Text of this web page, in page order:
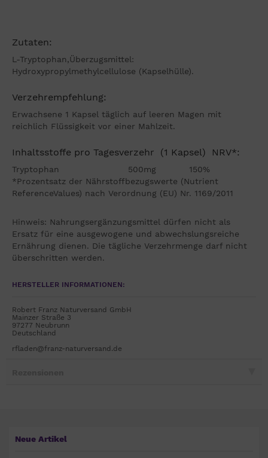
Zutaten:
L-Tryptophan,Überzugsmittel:
Hydroxypropylmethylcellulose (Kapselhülle).
Verzehrempfehlung:
Erwachsene 1 Kapsel täglich auf leeren Magen mit
reichlich Flüssigkeit vor einer Mahlzeit.
Inhaltsstoffe pro Tagesverzehr (1 Kapsel) NRV*:
Tryptophan 500mg 150%
*Prozentsatz der Nährstoffbezugswerte (Nutrient
ReferenceValues) nach Verordnung (EU) Nr. 1169/2011
Hinweis: Nahrungsergänzungsmittel dürfen nicht als
Ersatz für eine ausgewogene und abwechslungsreiche
Ernährung dienen. Die tägliche Verzehrmenge darf nicht
überschritten werden.
HERSTELLER INFORMATIONEN:
Robert Franz Naturversand GmbH
Mainzer Straße 3
97277 Neubrunn
Deutschland
rfladen@franz-naturversand.de
Neue Artikel